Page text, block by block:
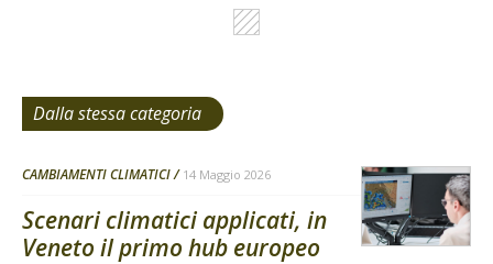
Dalla stessa categoria
CAMBIAMENTI CLIMATICI 14 Maggio 2026
Scenari climatici applicati, in
Veneto il primo hub europeo